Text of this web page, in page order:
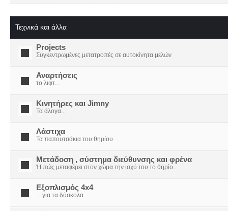
Τεχνικά και άλλα
Projects
Συγκεντρωμένες μετατροπές σε αυτοκίνητα μελών
Αναρτήσεις
το λιφτ...
Κινητήρες και Jimny
Τα άλογα...
Λάστιχα
Τα παπουτσάκια του θηρίου
Μετάδοση , σύστημα διεύθυνσης και φρένα
Ή πώς μεταφέρει στον χώμα την ισχύ του το θηρίο..
Εξοπλισμός 4x4
....για τα δύσκολα